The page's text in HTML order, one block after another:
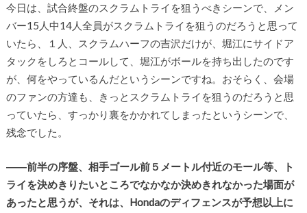
今日は、試合終盤のスクラムトライを狙うべきシーンで、メン
バー15人中14人全員がスクラムトライを狙うのだろうと思って
いたら、１人、スクラムハーフの吉沢だけが、堀江にサイドア
タックをしろとコールして、堀江がボールを持ち出したのです
が、何をやっているんだというシーンですね。おそらく、会場
のファンの方達も、きっとスクラムトライを狙うのだろうと思
っていたら、すっかり裏をかかれてしまったというシーンで、
残念でした。
――前半の序盤、相手ゴール前５メートル付近のモール等、ト
ライを決めきりたいところでなかなか決めきれなかった場面が
あったと思うが、それは、Hondaのディフェンスが予想以上に